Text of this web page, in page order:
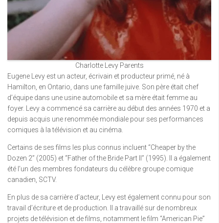
Charlotte Levy Parents
Eugene Levy est un acteur, écrivain et producteur primé, né à
Hamilton, en Ontario, dans une famille juive. Son père était chef
d’équipe dans une usine automobile et sa mère était femme au
foyer. Levy a commencé sa carrière au début des années 1970 et a
depuis acquis une renommée mondiale pour ses performances
comiques à la télévision et au cinéma.
Certains de ses films les plus connus incluent “Cheaper by the
Dozen 2” (2005) et “Father of the Bride Part II” (1995). Il a également
été l’un des membres fondateurs du célèbre groupe comique
canadien, SCTV.
En plus de sa carrière d’acteur, Levy est également connu pour son
travail d’écriture et de production. Il a travaillé sur de nombreux
projets de télévision et de films, notamment le film “American Pie”